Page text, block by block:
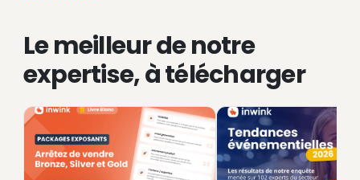
Le meilleur de notre
expertise, à télécharger